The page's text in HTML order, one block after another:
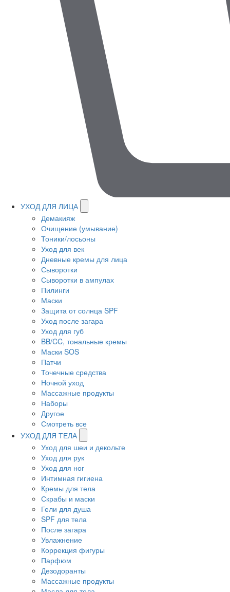
УХОД ДЛЯ ЛИЦА
Демакияж
Очищение (умывание)
Тоники/лосьоны
Уход для век
Дневные кремы для лица
Сыворотки
Сыворотки в ампулах
Пилинги
Маски
Защита от солнца SPF
Уход после загара
Уход для губ
BB/CC, тональные кремы
Маски SOS
Патчи
Точечные средства
Ночной уход
Массажные продукты
Наборы
Другое
Смотреть все
УХОД ДЛЯ ТЕЛА
Уход для шеи и декольте
Уход для рук
Уход для ног
Интимная гигиена
Кремы для тела
Скрабы и маски
Гели для душа
SPF для тела
После загара
Увлажнение
Коррекция фигуры
Парфюм
Дезодоранты
Массажные продукты